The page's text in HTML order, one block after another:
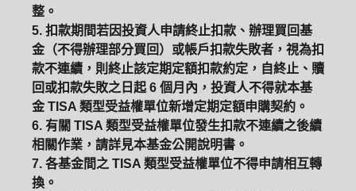
ETF 中國好時平衡 壽星優惠
醫療生化 中國品牌 0%手續費
基金申購 策略成長 拉丁美洲
大中華
整。
5. 扣款期間若因投資人申請終止扣款、辦理買回基
金（不得辦理部分買回）或帳戶扣款失敗者，視為扣
款不連續，則終止該定期定額扣款約定，自終止、贖
回或扣款失敗之日起 6 個月內，投資人不得就本基
金 TISA 類型受益權單位新增定期定額申購契約。
6. 有關 TISA 類型受益權單位發生扣款不連續之後續
相關作業，請詳見本基金公開說明書。
7. 各基金間之 TISA 類型受益權單位不得申請相互轉
換。